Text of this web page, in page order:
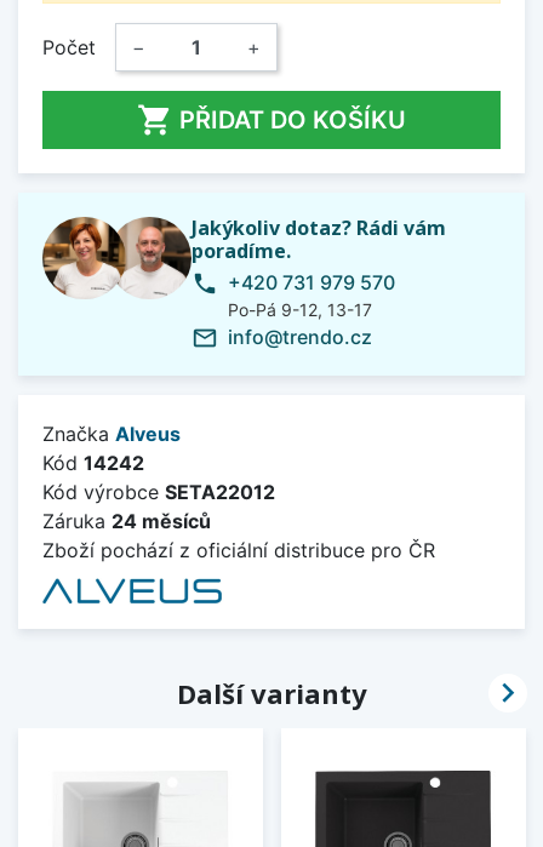
Počet − +
 PŘIDAT DO KOŠÍKU
Jakýkoliv dotaz? Rádi vám
poradíme.
phone +420 731 979 570
Po-Pá 9-12, 13-17
mail_outline info@trendo.cz
Značka Alveus
Kód 14242
Kód výrobce SETA22012
Záruka 24 měsíců
Zboží pochází z oficiální distribuce pro ČR
Další varianty 